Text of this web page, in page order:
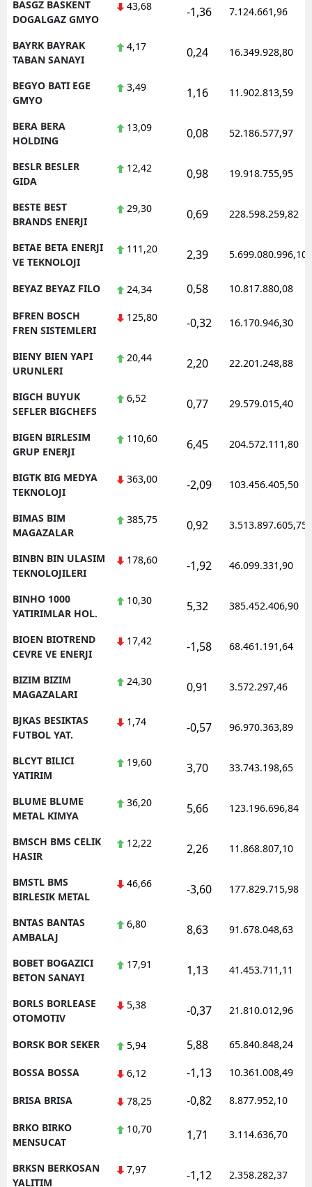
BASGZ BASKENT
DOGALGAZ GMYO
43,68 -1,36 7.124.661,96
BAYRK BAYRAK
TABAN SANAYI
4,17 0,24 16.349.928,80
BEGYO BATI EGE
GMYO
3,49 1,16 11.902.813,59
BERA BERA
HOLDING
13,09 0,08 52.186.577,97
BESLR BESLER
GIDA
12,42 0,98 19.918.755,95
BESTE BEST
BRANDS ENERJI
29,30 0,69 228.598.259,82
BETAE BETA ENERJI
VE TEKNOLOJI
111,20 2,39 5.699.080.996,10
BEYAZ BEYAZ FILO 24,34 0,58 10.817.880,08
BFREN BOSCH
FREN SISTEMLERI
125,80 -0,32 16.170.946,30
BIENY BIEN YAPI
URUNLERI
20,44 2,20 22.201.248,88
BIGCH BUYUK
SEFLER BIGCHEFS
6,52 0,77 29.579.015,40
BIGEN BIRLESIM
GRUP ENERJI
110,60 6,45 204.572.111,80
BIGTK BIG MEDYA
TEKNOLOJI
363,00 -2,09 103.456.405,50
BIMAS BIM
MAGAZALAR
385,75 0,92 3.513.897.605,75
BINBN BIN ULASIM
TEKNOLOJILERI
178,60 -1,92 46.099.331,90
BINHO 1000
YATIRIMLAR HOL.
10,30 5,32 385.452.406,90
BIOEN BIOTREND
CEVRE VE ENERJI
17,42 -1,58 68.461.191,64
BIZIM BIZIM
MAGAZALARI
24,30 0,91 3.572.297,46
BJKAS BESIKTAS
FUTBOL YAT.
1,74 -0,57 96.970.363,89
BLCYT BILICI
YATIRIM
19,60 3,70 33.743.198,65
BLUME BLUME
METAL KIMYA
36,20 5,66 123.196.696,84
BMSCH BMS CELIK
HASIR
12,22 2,26 11.868.807,10
BMSTL BMS
BIRLESIK METAL
46,66 -3,60 177.829.715,98
BNTAS BANTAS
AMBALAJ
6,80 8,63 91.678.048,63
BOBET BOGAZICI
BETON SANAYI
17,91 1,13 41.453.711,11
BORLS BORLEASE
OTOMOTIV
5,38 -0,37 21.810.012,96
BORSK BOR SEKER 5,94 5,88 65.840.848,24
BOSSA BOSSA 6,12 -1,13 10.361.008,49
BRISA BRISA 78,25 -0,82 8.877.952,10
BRKO BIRKO
MENSUCAT
10,70 1,71 3.114.636,70
BRKSN BERKOSAN
YALITIM
7,97 -1,12 2.358.282,37